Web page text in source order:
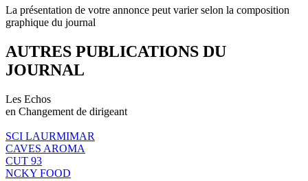
La présentation de votre annonce peut varier selon la composition
graphique du journal
AUTRES PUBLICATIONS DU
JOURNAL
Les Echos
en Changement de dirigeant
SCI LAURMIMAR
CAVES AROMA
CUT 93
NCKY FOOD